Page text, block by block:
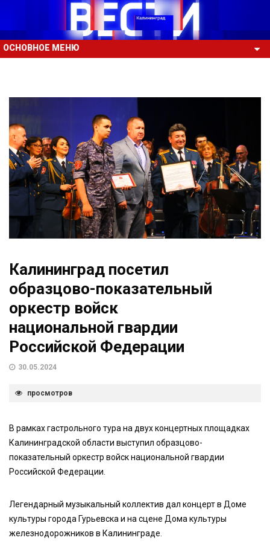
ОСНОВНОЕ МЕНЮ
Калининград посетил
образцово-показательный
оркестр войск
национальной гвардии
Российской Федерации
30.05.2024
просмотров
В рамках гастрольного тура на двух концертных площадках
Калининградской области выступил образцово-
показательный оркестр войск национальной гвардии
Российской Федерации.
Легендарный музыкальный коллектив дал концерт в Доме
культуры города Гурьевска и на сцене Дома культуры
железнодорожников в Калининграде.